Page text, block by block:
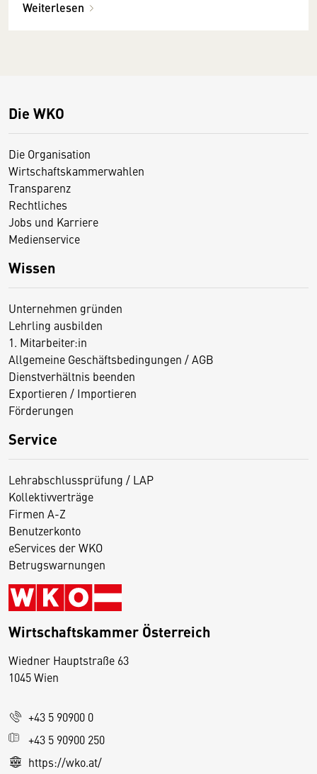
Weiterlesen
Die WKO
Die Organisation
Wirtschaftskammerwahlen
Transparenz
Rechtliches
Jobs und Karriere
Medienservice
Wissen
Unternehmen gründen
Lehrling ausbilden
1. Mitarbeiter:in
Allgemeine Geschäftsbedingungen / AGB
Dienstverhältnis beenden
Exportieren / Importieren
Förderungen
Service
Lehrabschlussprüfung / LAP
Kollektivverträge
Firmen A-Z
Benutzerkonto
eServices der WKO
Betrugswarnungen
Wirtschaftskammer Österreich
Wiedner Hauptstraße 63
1045 Wien
+43 5 90900 0
+43 5 90900 250
https://wko.at/
D
s
e
S